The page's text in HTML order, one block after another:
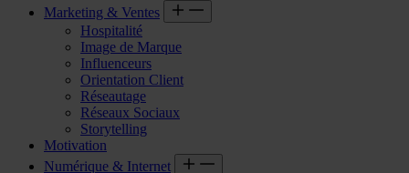
Marketing & Ventes
Hospitalité
Image de Marque
Influenceurs
Orientation Client
Réseautage
Réseaux Sociaux
Storytelling
Motivation
Numérique & Internet